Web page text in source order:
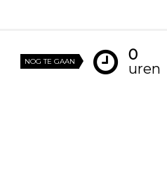
NOG TE GAAN
0
uren